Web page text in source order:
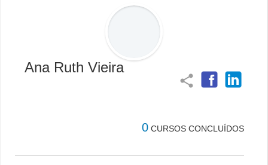
Ana Ruth Vieira
share
0 CURSOS CONCLUÍDOS